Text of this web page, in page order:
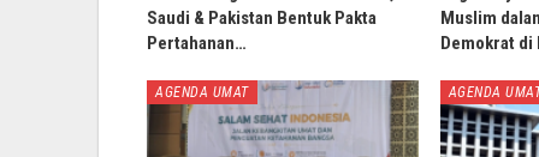
Saudi & Pakistan Bentuk Pakta
Pertahanan…
Muslim
Demokrat
AGENDA UMAT AGENDA